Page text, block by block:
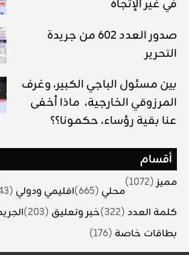
في غير الإتجاه
صدور العدد 602 من جريدة
التحرير
بين مسئول الباجي الكبير، وغرف
المرزوقي الخارجية، ماذا أخفى
عنا بقية رؤساء، حكمونا؟؟
أقسام
مميز(1072)
محلي (665) اقليمي ودولي (343)
كلمة العدد (322) خبر وتعليق (203)
بطاقات خاصة (176)